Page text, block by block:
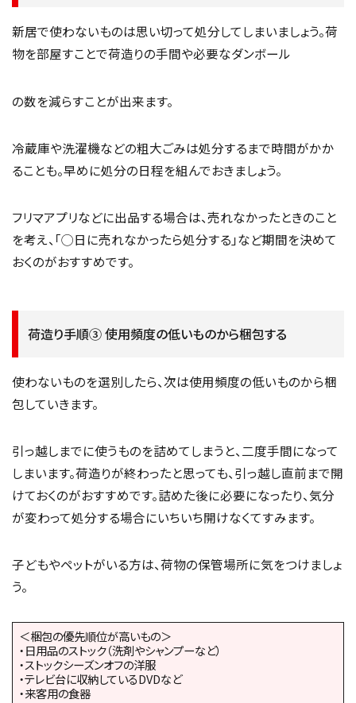
新居で使わないものは思い切って処分してしまいましょう。荷
物を部屋すことで荷造りの手間や必要なダンボール
の数を減らすことが出来ます。
冷蔵庫や洗濯機などの粗大ごみは処分するまで時間がかか
ることも。早めに処分の日程を組んでおきましょう。
フリマアプリなどに出品する場合は、売れなかったときのこと
を考え、「◯日に売れなかったら処分する」など期間を決めて
おくのがおすすめです。
荷造り手順③ 使用頻度の低いものから梱包する
使わないものを選別したら、次は使用頻度の低いものから梱
包していきます。
引っ越しまでに使うものを詰めてしまうと、二度手間になって
しまいます。荷造りが終わったと思っても、引っ越し直前まで開
けておくのがおすすめです。詰めた後に必要になったり、気分
が変わって処分する場合にいちいち開けなくてすみます。
子どもやペットがいる方は、荷物の保管場所に気をつけましょ
う。
＜梱包の優先順位が高いもの＞
・日用品のストック（洗剤やシャンプーなど）
・ストックシーズンオフの洋服
・テレビ台に収納しているDVDなど
・来客用の食器